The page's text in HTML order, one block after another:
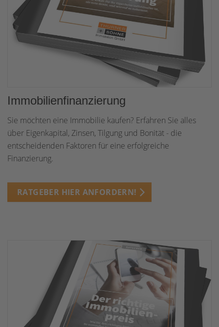
Immobilienfinanzierung
Sie möchten eine Immobilie kaufen? Erfahren Sie alles
über Eigenkapital, Zinsen, Tilgung und Bonität - die
entscheidenden Faktoren für eine erfolgreiche
Finanzierung.
RATGEBER HIER ANFORDERN!